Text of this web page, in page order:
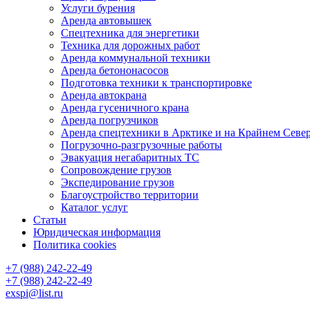
Услуги бурения
Аренда автовышек
Спецтехника для энергетики
Техника для дорожных работ
Аренда коммунальной техники
Аренда бетононасосов
Подготовка техники к транспортировке
Аренда автокрана
Аренда гусеничного крана
Аренда погрузчиков
Аренда спецтехники в Арктике и на Крайнем
Погрузочно-разгрузочные работы
Эвакуация негабаритных ТС
Сопровождение грузов
Экспедирование грузов
Благоустройство территории
Каталог услуг
Статьи
Юридическая информация
Политика cookies
+7 (988) 242-22-49
+7 (988) 242-22-49
exspi@list.ru